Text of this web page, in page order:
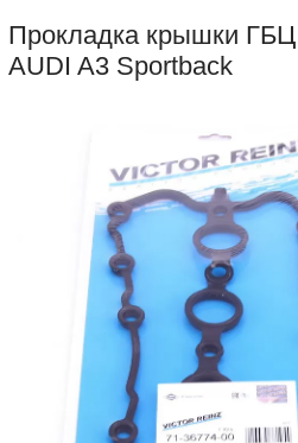
Прокладка крышки
AUDI A3 Sportback